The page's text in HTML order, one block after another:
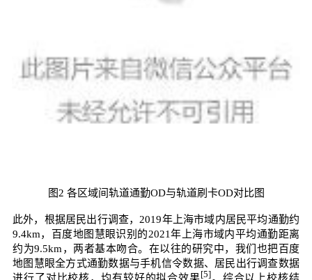
图2 各区域间轨道通勤OD与轨道刷卡OD对比图
此外，根据居民出行调查，2019年上海市域内居民平均通勤约
9.4km，百度地图慧眼识别的2021年上海市域内平均通勤距离
约为9.5km，两者基本吻合。在以往的研究中，我们也把百度
地图慧眼全方式通勤数据与手机信令数据、居民出行调查数据
[5]